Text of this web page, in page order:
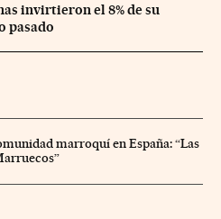
invirtieron el 8% de su
pasado
marroquí en España: “Las